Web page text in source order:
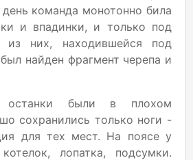
команда монотонно била
и впадинки, и только под
них, находившейся под
найден фрагмент черепа и
останки были в плохом
сохранились только ноги -
для тех мест. На поясе у
лопатка, подсумки.